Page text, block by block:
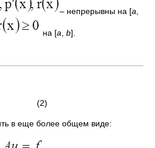
– непрерывны на [a
на [a b].
в еще более общем виде: